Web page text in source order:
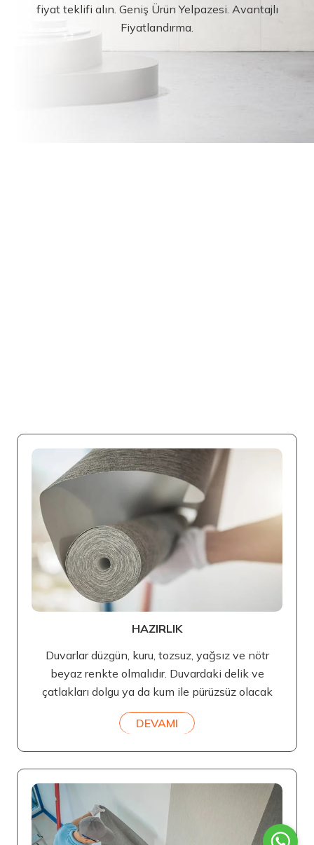
fiyat teklifi alın. Geniş Ürün Yelpazesi. Avantajlı
Fiyatlandırma.
HAZIRLIK
Duvarlar düzgün, kuru, tozsuz, yağsız ve nötr
beyaz renkte olmalıdır. Duvardaki delik ve
çatlakları dolgu ya da kum ile pürüzsüz olacak
DEVAMI